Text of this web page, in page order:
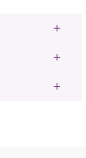
Aus der